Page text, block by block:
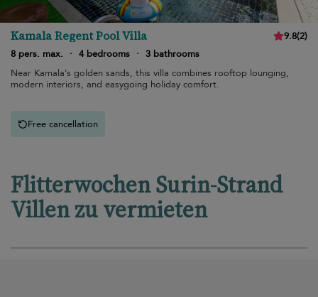
Kamala Regent Pool Villa 9.8(2)
8 pers. max.
· 4 bedrooms · 3 bathrooms
Near Kamala’s golden sands, this villa combines rooftop lounging,
modern interiors, and easygoing holiday comfort.
Free cancellation
Flitterwochen Surin-Strand
Villen zu vermieten